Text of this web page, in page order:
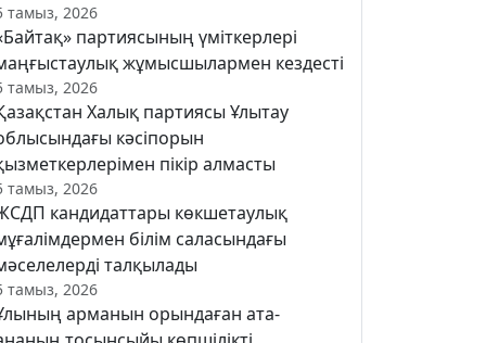
тамыз, 2026
партиясының үміткерлері
жұмысшылармен кездесті
тамыз, 2026
Халық партиясы Ұлытау
кәсіпорын
пікір алмасты
тамыз, 2026
кандидаттары көкшетаулық
білім саласындағы
талқылады
тамыз, 2026
арманын орындаған ата-